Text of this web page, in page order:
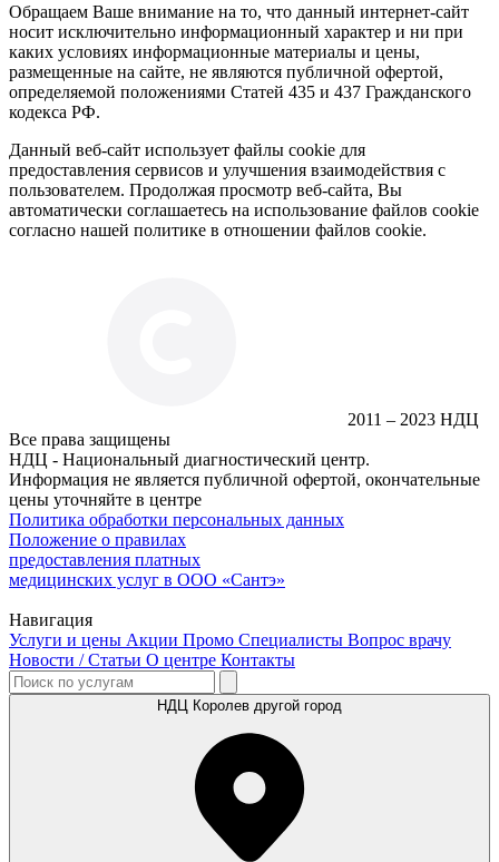
Обращаем Ваше внимание на то, что данный интернет-сайт
носит исключительно информационный характер и ни при
каких условиях информационные материалы и цены,
размещенные на сайте, не являются публичной офертой,
определяемой положениями Статей 435 и 437 Гражданского
кодекса РФ.
Данный веб-сайт использует файлы cookie для
предоставления сервисов и улучшения взаимодействия с
пользователем. Продолжая просмотр веб-сайта, Вы
автоматически соглашаетесь на использование файлов cookie
согласно нашей политике в отношении файлов cookie.
2011 – 2023 НДЦ
Все права защищены
НДЦ - Национальный диагностический центр.
Информация не является публичной офертой, окончательные
цены уточняйте в центре
Политика обработки персональных данных
Положение о правилах
предоставления платных
медицинских услуг в ООО «Сантэ»
Навигация
Услуги и цены Акции Промо Специалисты Вопрос врачу
Новости / Статьи О центре Контакты
НДЦ Королев другой город